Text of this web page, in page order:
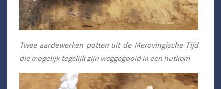
Twee aardewerken potten uit de Merovingische Tijd
die mogelijk tegelijk zijn weggegooid in een hutkom